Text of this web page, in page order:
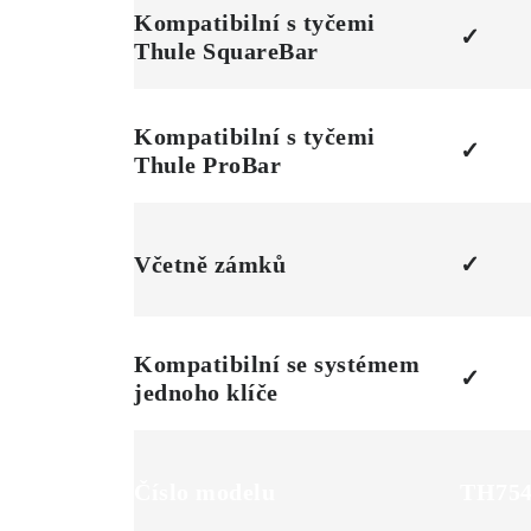
Kompatibilní s tyčemi
Thule SquareBar
✓
Kompatibilní s tyčemi
Thule ProBar
✓
Včetně zámků ✓
Kompatibilní se systémem
jednoho klíče
✓